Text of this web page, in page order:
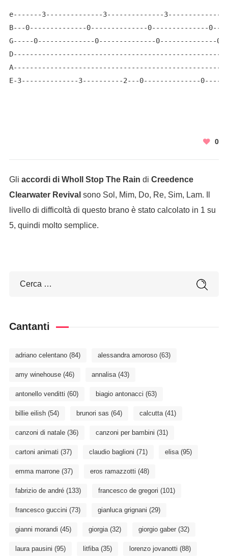
e-------3--------------3--------------3--------------
B---0--------------0--------------0--------------
G-----0--------------0--------------0--------------
E-3--------------3----------2---0--------------
0
Gli accordi di Wholl Stop The Rain di Creedence
Clearwater Revival sono Sol, Mim, Do, Re, Sim, Lam. Il
livello di difficoltà di questo brano è stato calcolato in 1 su
5, quindi molto semplice.
Cantanti
adriano celentano(84) alessandra amoroso(63)
amy winehouse(46) annalisa(43)
antonello venditti (60) biagio antonacci (63)
billie eilish(54) brunori sas (64) calcutta(41)
canzoni di natale(36) canzoni per bambini (31)
cartoni animati (37) claudio baglioni (71) elisa(95)
emma marrone(37) eros ramazzotti (48)
fabrizio de andré(133) francesco de gregori (101)
francesco guccini (73) gianluca grignani (29)
gianni morandi (45) giorgia(32) giorgio gaber(32)
laura pausini (95) litfiba(35) lorenzo jovanotti (88)